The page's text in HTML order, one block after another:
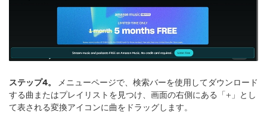
ステップ4。
メニューページで、検索バーを使用してダウンロード
する曲またはプレイリストを見つけ、画面の右側にある「+」とし
て表される変換アイコンに曲をドラッグします。